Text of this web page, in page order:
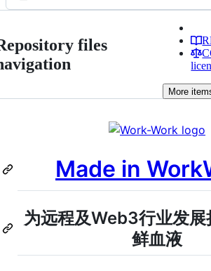
files
More
Made in
为远程及Web3行业发展
鲜血液